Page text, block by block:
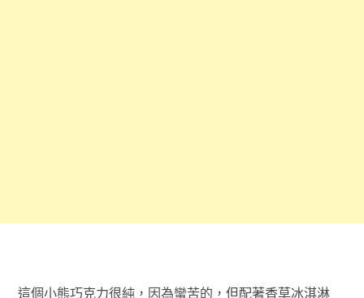
這個小熊巧克力很純，因為蠻苦的，但配著香草冰淇淋